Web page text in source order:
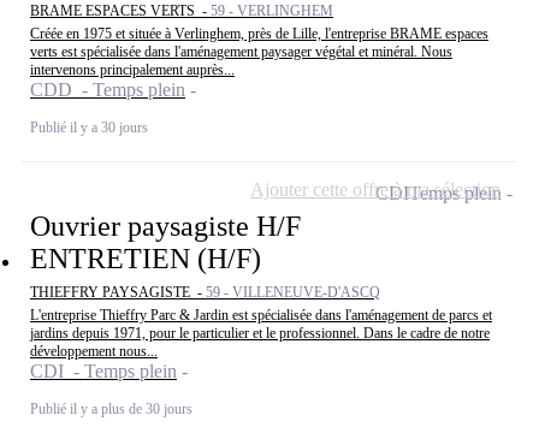
BRAME ESPACES VERTS - 59 - VERLINGHEM
Créée en 1975 et située à Verlinghem, près de Lille, l'entreprise BRAME espaces
verts est spécialisée dans l'aménagement paysager végétal et minéral. Nous
intervenons principalement auprès...
CDD - Temps plein
Publié il y a 30 jours
Ouvrier paysagiste H/F
ENTRETIEN (H/F)
THIEFFRY PAYSAGISTE - 59 - VILLENEUVE-D'ASCQ
L'entreprise Thieffry Parc & Jardin est spécialisée dans l'aménagement de parcs et
jardins depuis 1971, pour le particulier et le professionnel. Dans le cadre de notre
développement nous...
CDI - Temps plein
Publié il y a plus de 30 jours
CDITemps plein
Ajouter cette offre à ma sélection